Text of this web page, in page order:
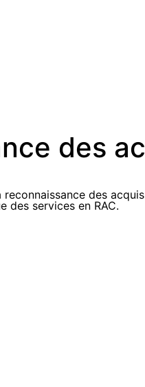
des
des
des services en RAC.